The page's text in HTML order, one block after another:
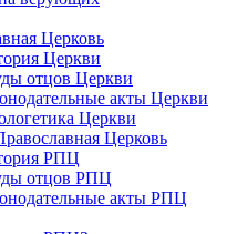
Церковь
Церкви
отцов Церкви
акты Церкви
Церкви
Церковь
РПЦ
отцов РПЦ
акты РПЦ